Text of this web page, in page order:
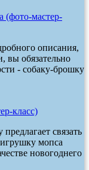
(фото-мастер-
описания,
вы обязательно
- собаку-брошку
класс)
связать
мопса
новогоднего